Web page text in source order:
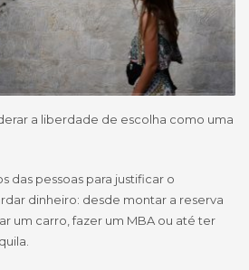
a liberdade de escolha como uma
das pessoas para justificar o
dinheiro: desde montar a reserva
um carro, fazer um MBA ou até ter